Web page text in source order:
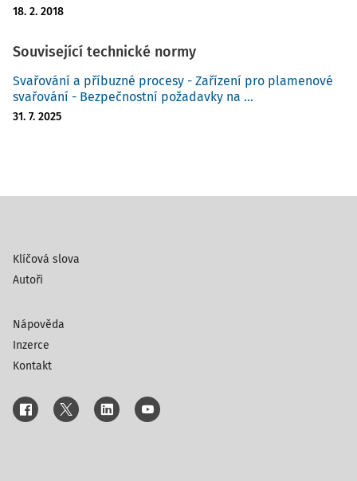
18. 2. 2018
Související technické normy
Svařování a příbuzné procesy - Zařízení pro plamenové
svařování - Bezpečnostní požadavky na ...
31. 7. 2025
Klíčová slova
Autoři
Nápověda
Inzerce
Kontakt